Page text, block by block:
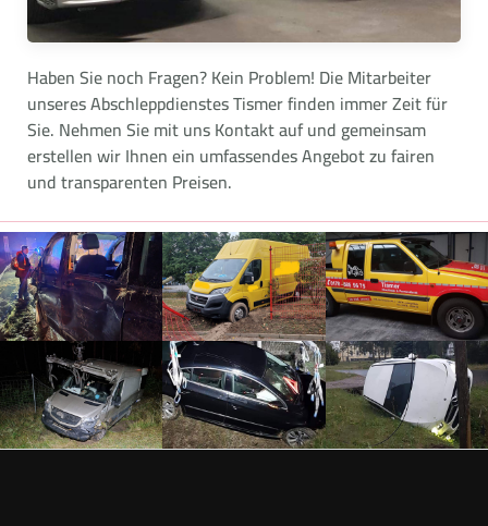
Haben Sie noch Fragen? Kein Problem! Die Mitarbeiter
unseres Abschleppdienstes Tismer finden immer Zeit für
Sie. Nehmen Sie mit uns Kontakt auf und gemeinsam
erstellen wir Ihnen ein umfassendes Angebot zu fairen
und transparenten Preisen.